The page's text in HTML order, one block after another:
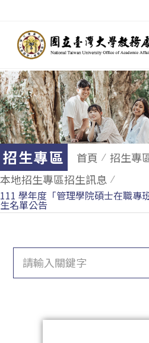
招生專區 首頁
招生專
本地招生專區招生訊息
111 學年度「管理學院碩士在職專
生名單公告